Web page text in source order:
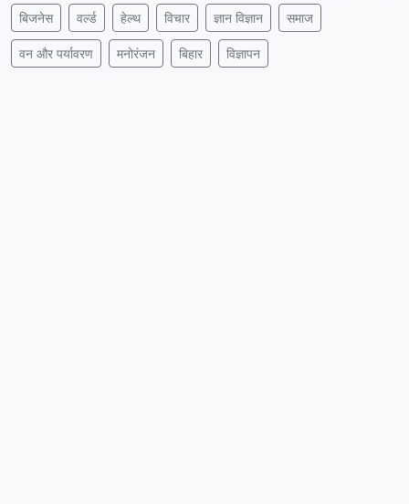
बिजनेस वर्ल्ड हेल्थ विचार ज्ञान विज्ञान समाज
वन और पर्यावरण मनोरंजन बिहार विज्ञापन